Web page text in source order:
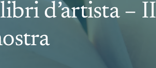
d’artista – II